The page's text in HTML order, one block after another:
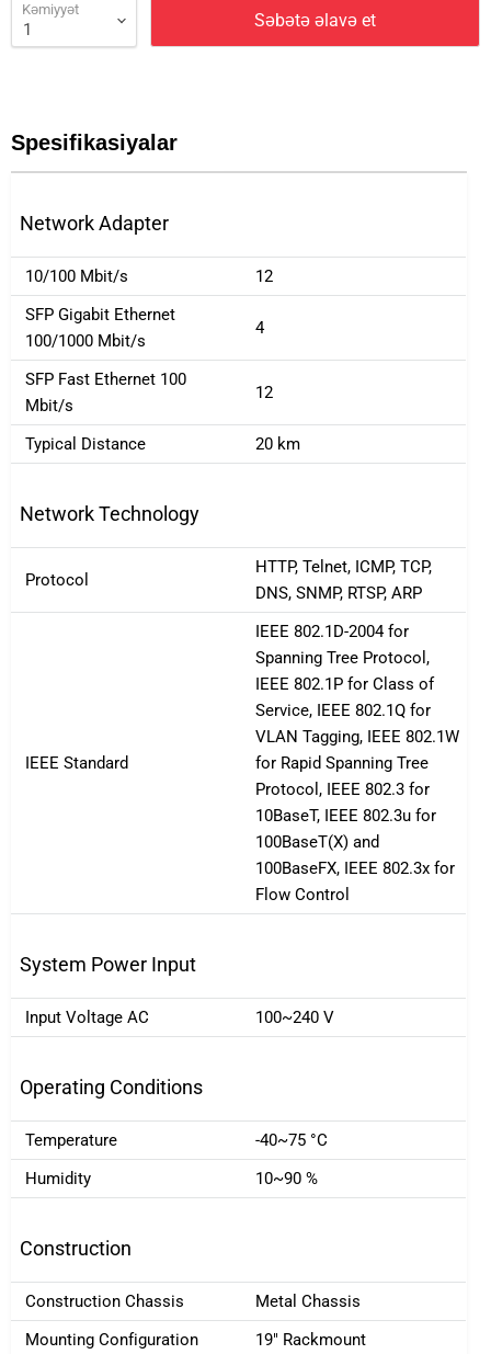
Kəmiyyət Səbətə əlavə et
Spesifikasiyalar
Network Adapter
10/100 Mbit/s
12
SFP Gigabit Ethernet
100/1000 Mbit/s
4
SFP Fast Ethernet 100
Mbit/s
12
Typical Distance 20 km
Network Technology
Protocol
HTTP, Telnet, ICMP, TCP,
DNS, SNMP, RTSP, ARP
IEEE Standard
IEEE 802.1D-2004 for
Spanning Tree Protocol,
IEEE 802.1P for Class of
Service, IEEE 802.1Q for
VLAN Tagging, IEEE 802.1W
for Rapid Spanning Tree
Protocol, IEEE 802.3 for
10BaseT, IEEE 802.3u for
100BaseT(X) and
100BaseFX, IEEE 802.3x for
Flow Control
System Power Input
Input Voltage AC 100~240 V
Operating Conditions
Temperature
-40~75 °C
Humidity
10~90 %
Construction
Construction Chassis
Metal Chassis
Mounting Configuration
19" Rackmount